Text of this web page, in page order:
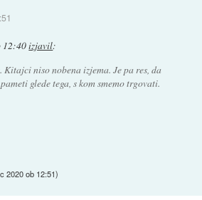
12:40izjavil:
niso nobena izjema. Je pa res, da
glede tega, s kom smemo trgovati.
2020 ob 12:51)